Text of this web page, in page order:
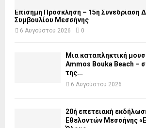
Επίσημη Πρόσκληση – 15η Συνεδρίαση
Συμβουλίου Μεσσήνης
6 Αυγούστου 2026 0
Μια καταπληκτική
Ammos Bouka Beach –
της...
6 Αυγούστου 2026
20ή επετειακή
Εθελοντών Μεσσήνης